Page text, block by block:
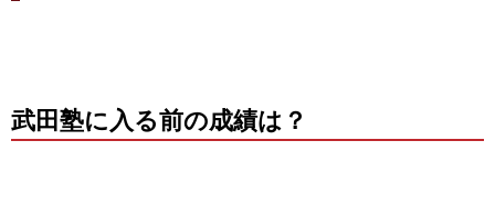
武田塾に入る前の成績は？